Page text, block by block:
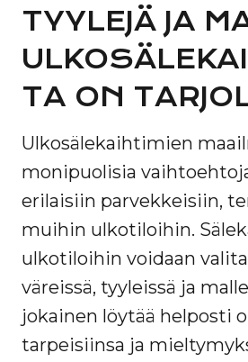
TYYLEJÄ JA
TA ON
Ulkosälekaihtimien
monipuolisia
erilaisiin parvekkeisiin,
muihin ulkotiloihin.
ulkotiloihin voidaan
väreissä, tyyleissä ja
jokainen löytää helposti
tarpeisiinsa ja